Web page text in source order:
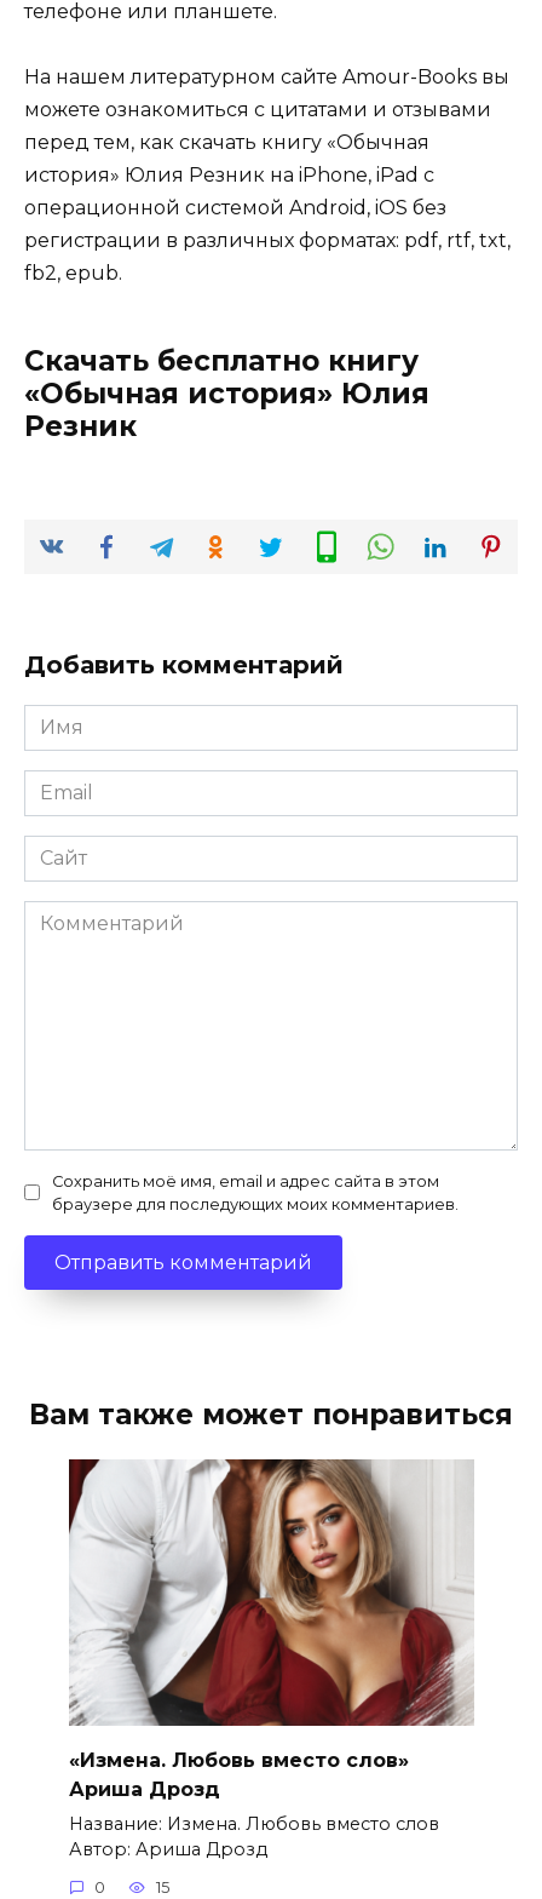
телефоне или планшете.
На нашем литературном сайте Amour-Books вы
можете ознакомиться с цитатами и отзывами
перед тем, как скачать книгу «Обычная
история» Юлия Резник на iPhone, iPad с
операционной системой Android, iOS без
регистрации в различных форматах: pdf, rtf, txt,
fb2, epub.
Скачать бесплатно книгу
«Обычная история» Юлия
Резник
Добавить комментарий
Имя
*
Email
*
Сайт
Комментарий
Сохранить моё имя, email и адрес сайта в этом
браузере для последующих моих комментариев.
Вам также может понравиться
«Измена. Любовь вместо слов»
Ариша Дрозд
Название: Измена. Любовь вместо слов
Автор: Ариша Дрозд
0 15